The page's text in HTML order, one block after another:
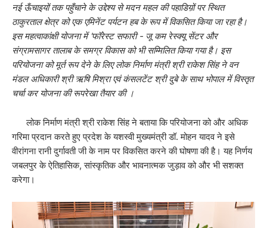
नई ऊँचाइयों तक पहुँचाने के उद्देश्य से मदन महल की पहाडिय़ों पर स्थित
ठाकुरताल क्षेत्र को एक एमिनेंट पर्यटन हब के रूप में विकसित किया जा रहा है।
इस महत्वाकांक्षी योजना में 'फॉरेस्ट सफारी - जू कम रेस्क्यू सेंटर और
संग्रामसागर तालाब के समग्र विकास को भी सम्मिलित किया गया है। इस
परियोजना को मूर्त रूप देने के लिए लोक निर्माण मंत्री श्री राकेश सिंह ने वन
मंडल अधिकारी श्री ऋषि मिश्रा एवं कंसलटेंट श्री दुबे के साथ भोपाल में विस्तृत
चर्चा कर योजना की रूपरेखा तैयार की ।
लोक निर्माण मंत्री श्री राकेश सिंह ने बताया कि परियोजना को और अधिक
गरिमा प्रदान करते हुए प्रदेश के यशस्वी मुख्यमंत्री डॉ. मोहन यादव ने इसे
वीरांगना रानी दुर्गावती जी के नाम पर विकसित करने की घोषणा की है। यह निर्णय
जबलपुर के ऐतिहासिक, सांस्कृतिक और भावनात्मक जुड़ाव को और भी सशक्त
करेगा।